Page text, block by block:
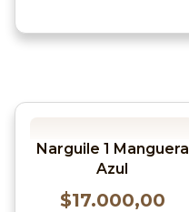
Narguile 1 Manguera
Azul
$17.000,00